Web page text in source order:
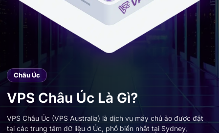
Châu Úc
VPS Châu Úc Là Gì?
VPS Châu Úc (VPS Australia) là dịch vụ máy chủ ảo được đặt
tại các trung tâm dữ liệu ở Úc, phổ biến nhất tại Sydney,